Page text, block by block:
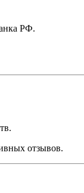
РФ.
отзывов.